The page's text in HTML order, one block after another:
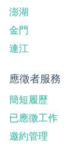
澎湖
金門
連江
應徵者服務
簡短履歷
已應徵工作
邀約管理